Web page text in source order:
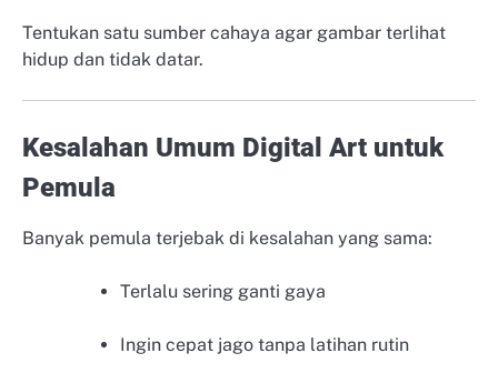
Tentukan satu sumber cahaya agar gambar terlihat
hidup dan tidak datar.
Kesalahan Umum Digital Art untuk
Pemula
Banyak pemula terjebak di kesalahan yang sama:
Terlalu sering ganti gaya
Ingin cepat jago tanpa latihan rutin